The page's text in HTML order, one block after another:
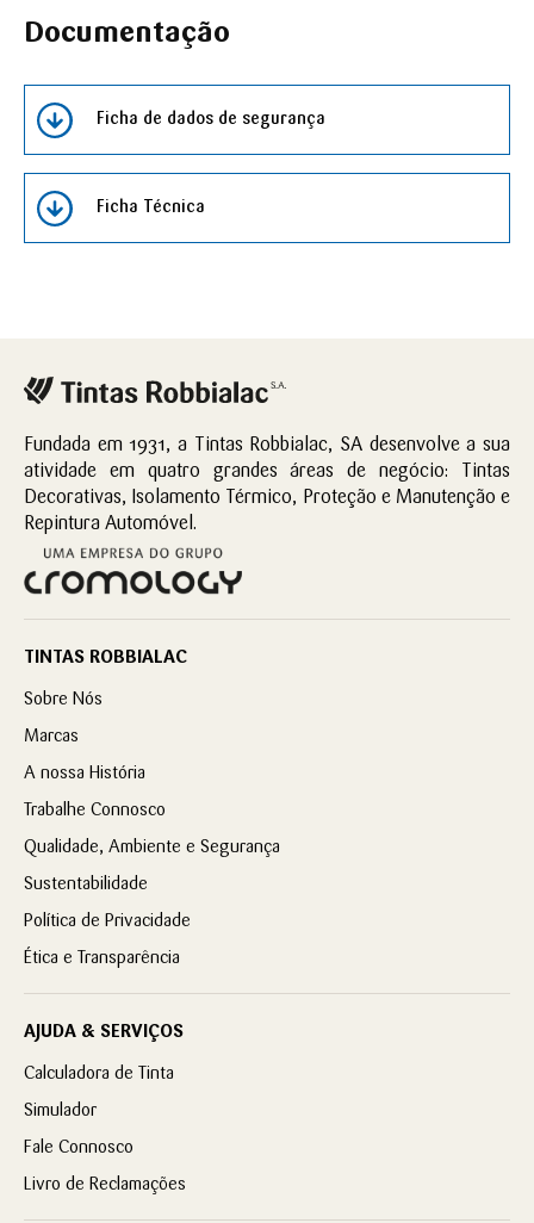
Documentação
Ficha de dados de segurança
Ficha Técnica
Fundada em 1931, a Tintas Robbialac, SA desenvolve a sua
atividade em quatro grandes áreas de negócio: Tintas
Decorativas, Isolamento Térmico, Proteção e Manutenção e
Repintura Automóvel.
TINTAS ROBBIALAC
Sobre Nós
Marcas
A nossa História
Trabalhe Connosco
Qualidade, Ambiente e Segurança
Sustentabilidade
Política de Privacidade
Ética e Transparência
AJUDA & SERVIÇOS
Calculadora de Tinta
Simulador
Fale Connosco
Livro de Reclamações